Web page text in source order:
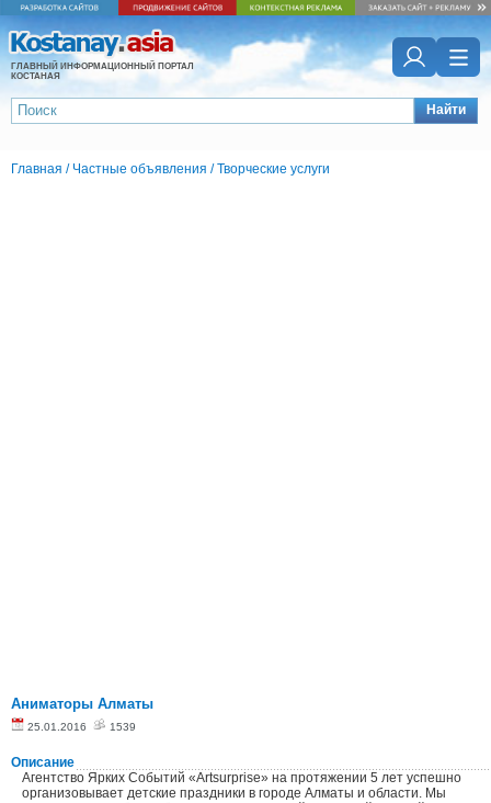
ГЛАВНЫЙ ИНФОРМАЦИОННЫЙ ПОРТАЛ
КОСТАНАЯ
Найти
Главная / Частные объявления /Творческие услуги
Аниматоры Алматы
25.01.2016 1539
Описание
Агентство Ярких Событий «Artsurprise» на протяжении 5 лет успешно
организовывает детские праздники в городе Алматы и области. Мы